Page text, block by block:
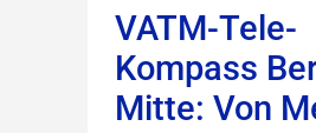
VATM-Tele-
Kompass
Mitte: Von